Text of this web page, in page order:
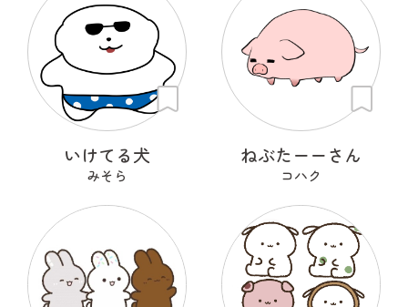
いけてる犬
みそら
ねぶたーーさん
コハク